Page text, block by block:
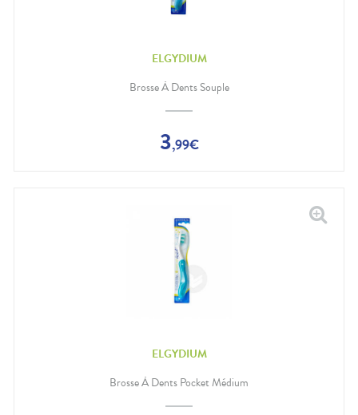
ELGYDIUM
Brosse À Dents Souple
3,99€
ELGYDIUM
Brosse À Dents Pocket Médium